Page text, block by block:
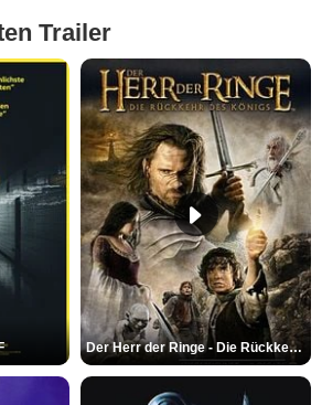
Trailer
Der Herr der Ringe - Die Rückkehr des Königs Trailer OV